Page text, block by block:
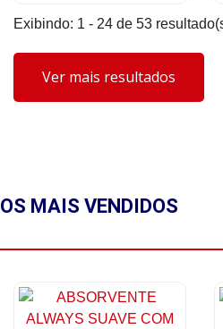
Exibindo: 1 - 24 de 53
Ver mais resultados
OS MAIS VENDIDOS